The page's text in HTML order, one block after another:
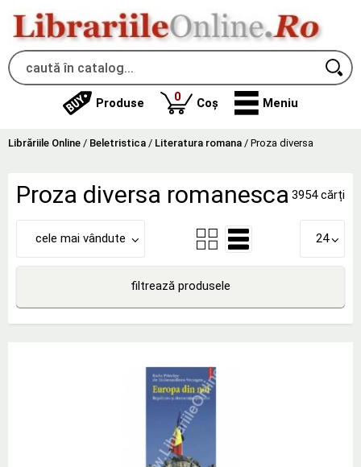
Produse 0produse
Coș Meniu
Librăriile Online / Beletristica / Literatura romana / Proza diversa
Proza diversa romanesca 3954 cărți
cele mai vândute 24
filtrează produsele